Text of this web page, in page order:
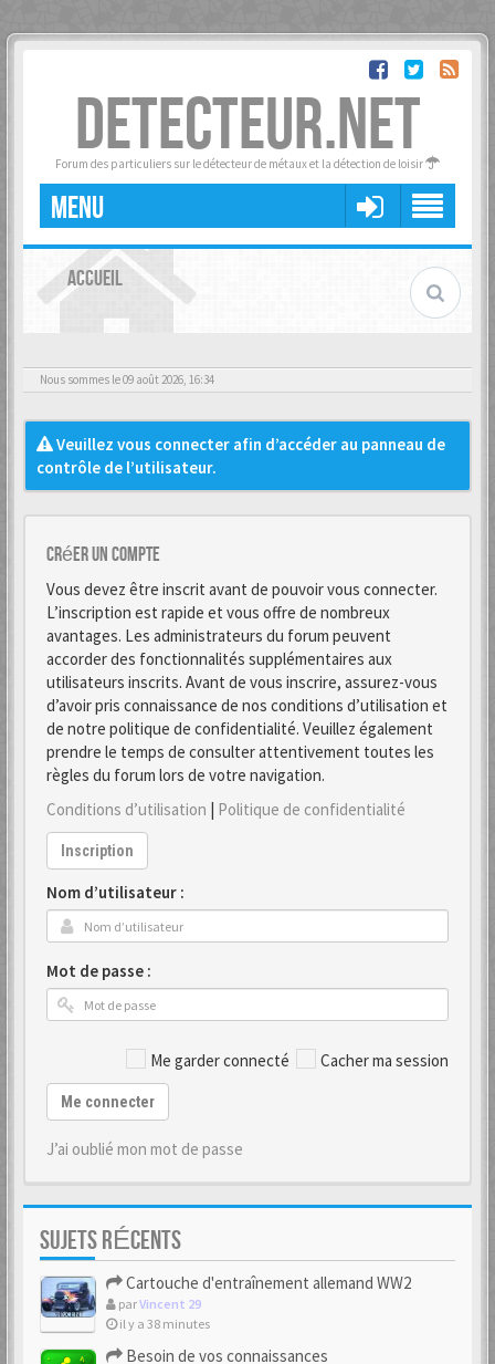
DETECTEUR.NET
Forum des particuliers sur le détecteur de métaux et la détection de loisir
MENU
ACCUEIL
Nous sommes le 09 août 2026, 16:34
Veuillez vous connecter afin d’accéder au panneau de
contrôle de l’utilisateur.
Créer un Compte
Vous devez être inscrit avant de pouvoir vous connecter.
L’inscription est rapide et vous offre de nombreux
avantages. Les administrateurs du forum peuvent
accorder des fonctionnalités supplémentaires aux
utilisateurs inscrits. Avant de vous inscrire, assurez-vous
d’avoir pris connaissance de nos conditions d’utilisation et
de notre politique de confidentialité. Veuillez également
prendre le temps de consulter attentivement toutes les
règles du forum lors de votre navigation.
Conditions d’utilisation | Politique de confidentialité
Inscription
Nom d’utilisateur :
Mot de passe :
Me garder connecté Cacher ma session
Me connecter
J’ai oublié mon mot de passe
SUJETS RÉCENTS
Cartouche d'entraînement allemand WW2
parVincent 29
il y a 38 minutes
Besoin de vos connaissances